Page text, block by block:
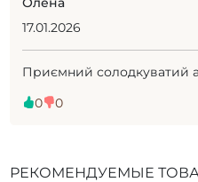
17.01.2026
Приємний солодкуватий
0
0
РЕКОМЕНДУЕМЫЕ